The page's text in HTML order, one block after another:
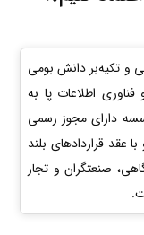
و تکیه‌بر دانش بومی
اطلاعات پا به
دارای مجوز رسمی
عقد قراردادهای بلند
صنعتگران و تجار